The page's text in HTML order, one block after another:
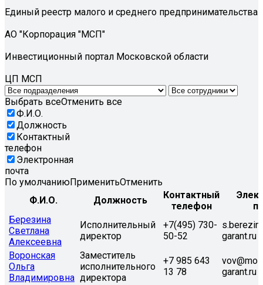
Единый реестр малого и среднего предпринимательства
АО "Корпорация "МСП"
Инвестиционный портал Московской области
ЦП МСП
Выбрать всеОтменить все
Ф.И.О.
Должность
Контактный
телефон
Электронная
почта
По умолчаниюПрименитьОтменить
Ф.И.О.
Должность
Контактный
телефон
Березина
Светлана
Алексеевна
Исполнительный
директор
+7(495) 730-
50-52
garant.ru
Воронская
Ольга
Владимировна
Заместитель
исполнительного
директора
+7 985 643
13 78
garant.ru